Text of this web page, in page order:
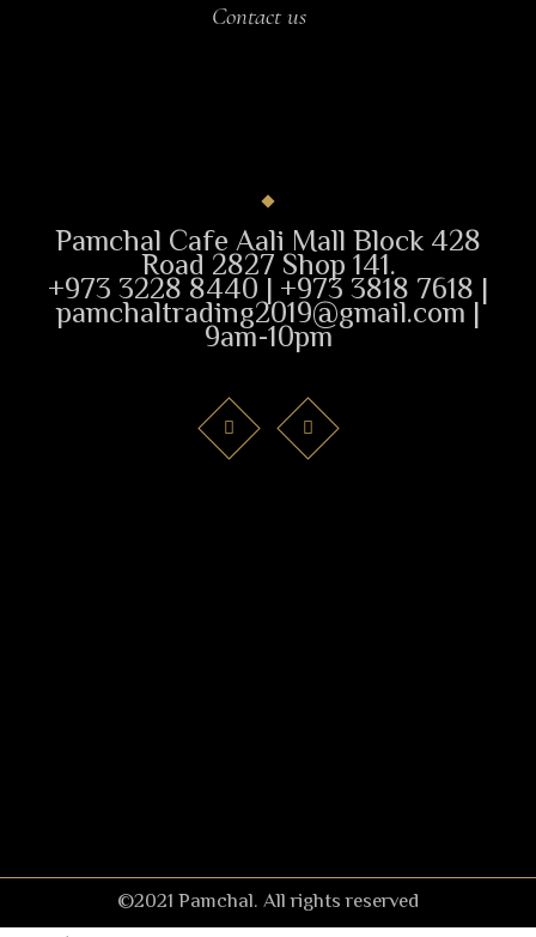
Contact us
Pamchal Cafe Aali Mall Block 428
Road 2827 Shop 141.
+973 3228 8440 | +973 3818 7618 |
pamchaltrading2019@gmail.com |
9am-10pm
©2021 Pamchal. All rights reserved